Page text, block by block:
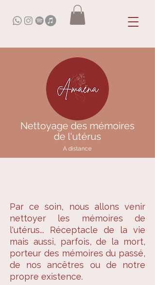
Nettoyage des mémoires
de l'utérus
A distance
Par ce soin, nous allons venir
nettoyer les mémoires de
l'utérus... Réceptacle de la vie
mais aussi, parfois, de la mort,
porteur des mémoires du passé,
de nos ancêtres ou de notre
propre existence.